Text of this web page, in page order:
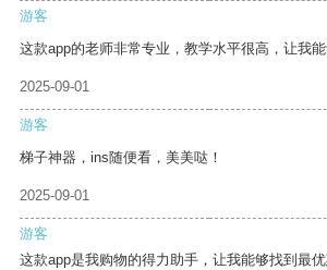
游客
这款app的老师非常专业，教学水平很高，让我能
2025-09-01
游客
梯子神器，ins随便看，美美哒！
2025-09-01
游客
这款app是我购物的得力助手，让我能够找到最